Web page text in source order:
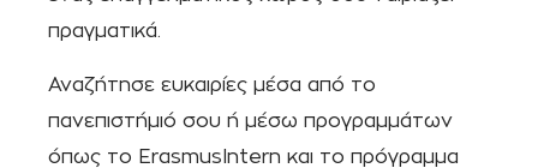
πραγματικά.
Αναζήτησε ευκαιρίες μέσα από το
πανεπιστήμιό σου ή μέσω προγραμμάτων
όπως το ErasmusIntern και το πρόγραμμα